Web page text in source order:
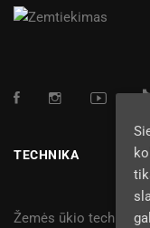
TECHNIKA
Žemės ūkio technika